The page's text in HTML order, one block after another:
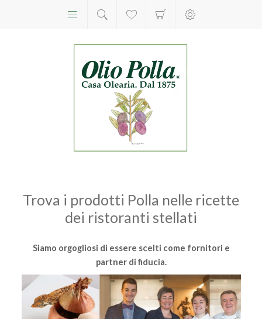
Trova i prodotti Polla nelle ricette
dei ristoranti stellati
Siamo orgogliosi di essere scelti come fornitori e
partner di fiducia.